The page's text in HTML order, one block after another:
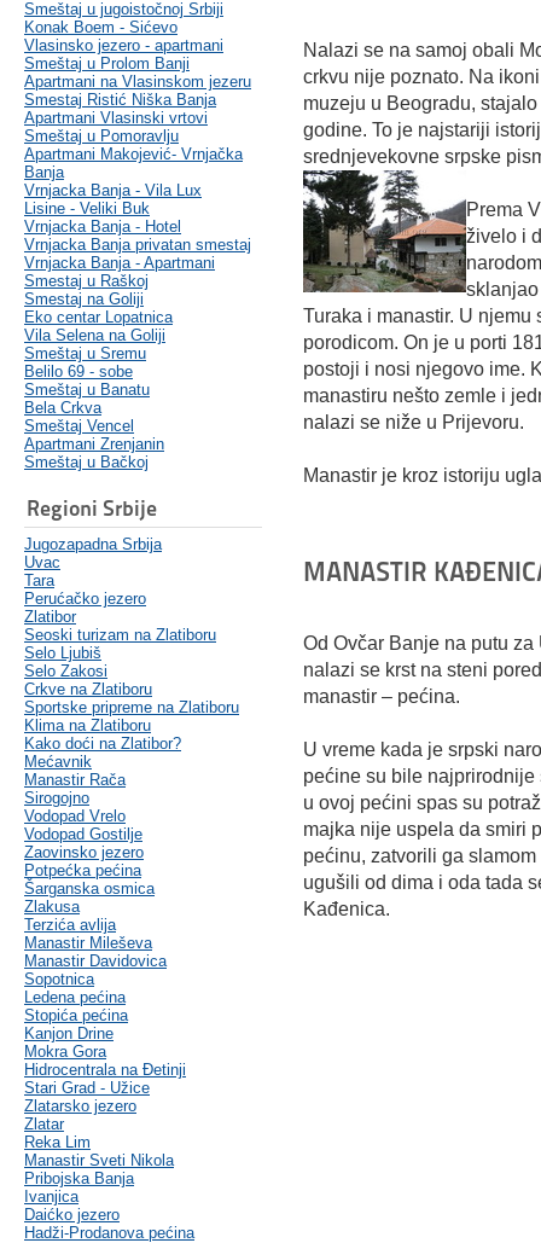
Smeštaj u jugoistočnoj Srbiji
Konak Boem - Sićevo
Vlasinsko jezero - apartmani
Smeštaj u Prolom Banji
Apartmani na Vlasinskom jezeru
Smestaj Ristić Niška Banja
Apartmani Vlasinski vrtovi
Smeštaj u Pomoravlju
Apartmani Makojević- Vrnjačka
Banja
Vrnjacka Banja - Vila Lux
Lisine - Veliki Buk
Vrnjacka Banja - Hotel
Vrnjacka Banja privatan smestaj
Vrnjacka Banja - Apartmani
Smestaj u Raškoj
Smestaj na Goliji
Eko centar Lopatnica
Vila Selena na Goliji
Smeštaj u Sremu
Belilo 69 - sobe
Smeštaj u Banatu
Bela Crkva
Smeštaj Vencel
Apartmani Zrenjanin
Smeštaj u Bačkoj
Regioni Srbije
Jugozapadna Srbija
Uvac
Tara
Perućačko jezero
Zlatibor
Seoski turizam na Zlatiboru
Selo Ljubiš
Selo Zakosi
Crkve na Zlatiboru
Sportske pripreme na Zlatiboru
Klima na Zlatiboru
Kako doći na Zlatibor?
Mećavnik
Manastir Rača
Sirogojno
Vodopad Vrelo
Vodopad Gostilje
Zaovinsko jezero
Potpećka pećina
Šarganska osmica
Zlakusa
Terzića avlija
Manastir Mileševa
Manastir Davidovica
Sopotnica
Ledena pećina
Stopića pećina
Kanjon Drine
Mokra Gora
Hidrocentrala na Đetinji
Stari Grad - Užice
Zlatarsko jezero
Zlatar
Reka Lim
Manastir Sveti Nikola
Pribojska Banja
Ivanjica
Daićko jezero
Hadži-Prodanova pećina
Nalazi se na samoj obali
crkvu nije poznato. Na
muzeju u Beogradu,
godine. To je najstariji
srednjevekovne srpske
Prema
živelo i
Turaka i manastir. U njemu
porodicom. On je u porti
postoji i nosi njegovo ime.
manastiru nešto zemle i
nalazi se niže u Prijevoru.
Manastir je kroz istoriju
MANASTIR
Od Ovčar Banje na putu
nalazi se krst na steni
manastir – pećina.
U vreme kada je srpski
pećine su bile
u ovoj pećini spas su
majka nije uspela da smiri
pećinu, zatvorili ga
ugušili od dima i oda tada
Kađenica.